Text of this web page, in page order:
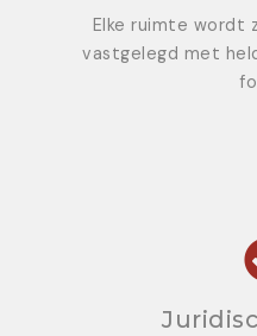
Elke ruimte wordt
vastgelegd met